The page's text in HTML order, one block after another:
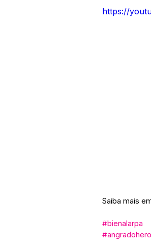
https://
Saiba mais
#bienalarpa